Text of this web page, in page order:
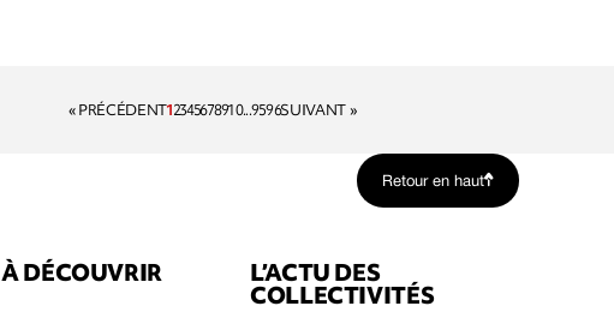
« PRÉCÉDENT12345678910...9596SUIVANT »
Retour en haut
À DÉCOUVRIR L’ACTU DES
COLLECTIVITÉS